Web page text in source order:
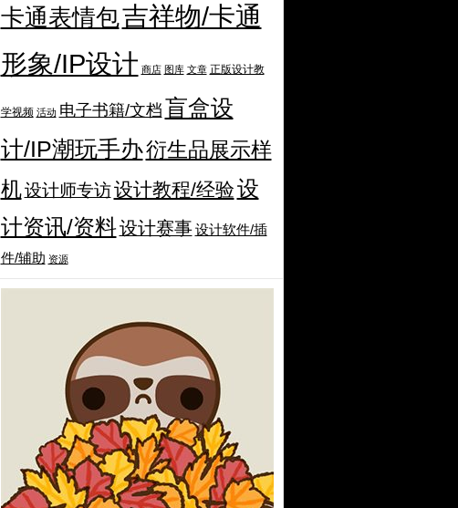
卡通表情包吉祥物/卡通
形象/IP设计 商店 图库 文章 正版设计教
学视频 活动 电子书籍/文档 盲盒设
计/IP潮玩手办衍生品展示样
机设计师专访设计教程/经验设
计资讯/资料设计赛事 设计软件/插
件/辅助 资源